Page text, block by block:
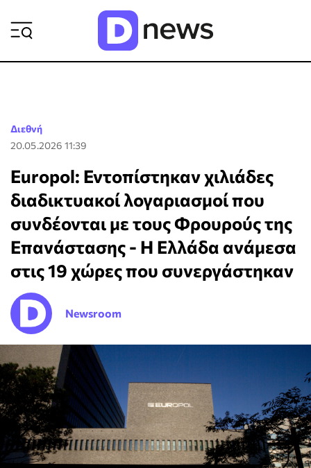
Διεθνή
20.05.2026 11:39
Europol: Εντοπίστηκαν χιλιάδες
διαδικτυακοί λογαριασμοί που
συνδέονται με τους Φρουρούς της
Επανάστασης - Η Ελλάδα ανάμεσα
στις 19 χώρες που συνεργάστηκαν
Newsroom